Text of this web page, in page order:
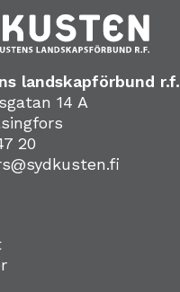
landskapförbund r.f.
14 A
20